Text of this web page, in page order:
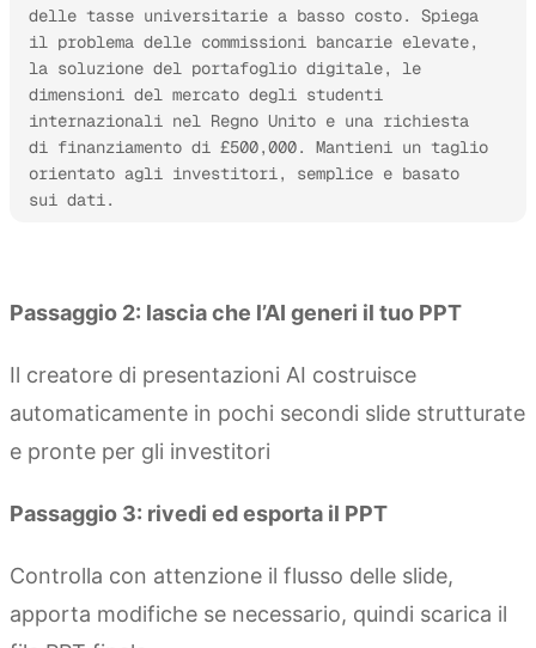
delle tasse universitarie a basso costo. Spiega
il problema delle commissioni bancarie elevate,
la soluzione del portafoglio digitale, le
dimensioni del mercato degli studenti
internazionali nel Regno Unito e una richiesta
di finanziamento di £500,000. Mantieni un taglio
orientato agli investitori, semplice e basato
sui dati.
Passaggio 2: lascia che l’AI generi il tuo PPT
Il creatore di presentazioni AI costruisce
automaticamente in pochi secondi slide strutturate
e pronte per gli investitori
Passaggio 3: rivedi ed esporta il PPT
Controlla con attenzione il flusso delle slide,
apporta modifiche se necessario, quindi scarica il